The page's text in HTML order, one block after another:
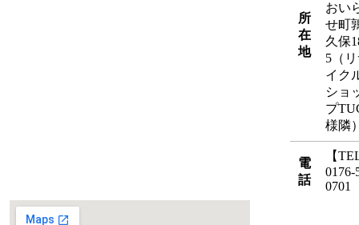
所
在
地
おい
せ町
久保
5（
イク
ショ
プ
様隣
電
話
【
0176-
0701